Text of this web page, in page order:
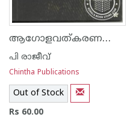
ആഗോളവത്കരണത്തിന്റെ കാമ്പസ്സ്
പി രാജീവ്
Chintha Publications
Out of Stock
Rs 60.00